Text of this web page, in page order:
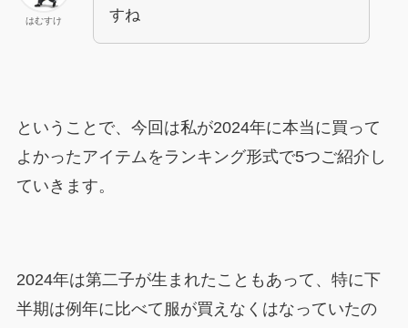
はむすけ
すね
ということで、今回は私が2024年に本当に買って
よかったアイテムをランキング形式で5つご紹介し
ていきます。
2024年は第二子が生まれたこともあって、特に下
半期は例年に比べて服が買えなくはなっていたの